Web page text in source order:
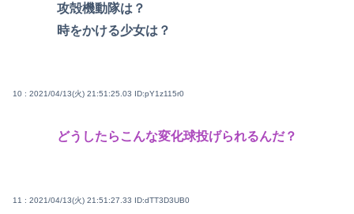
攻殻機動隊は？
時をかける少女は？
10 : 2021/04/13(火) 21:51:25.03 ID:pY1z115r0
どうしたらこんな変化球投げられるんだ？
11 : 2021/04/13(火) 21:51:27.33 ID:dTT3D3UB0